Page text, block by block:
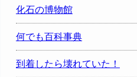
化石の博物館
何でも百科事典
到着したら壊れていた！